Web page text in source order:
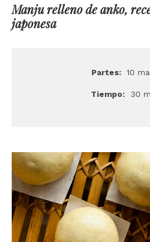
Manju relleno de anko,
japonesa
Partes: 10
Tiempo: 30